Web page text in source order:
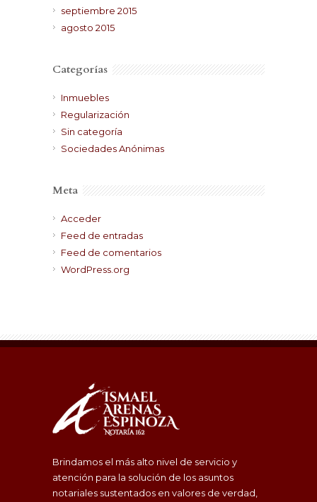
septiembre 2015
agosto 2015
Categorías
Inmuebles
Regularización
Sin categoría
Sociedades Anónimas
Meta
Acceder
Feed de entradas
Feed de comentarios
WordPress.org
Brindamos el más alto nivel de servicio y
atención para la solución de los asuntos
notariales sustentados en valores de verdad,